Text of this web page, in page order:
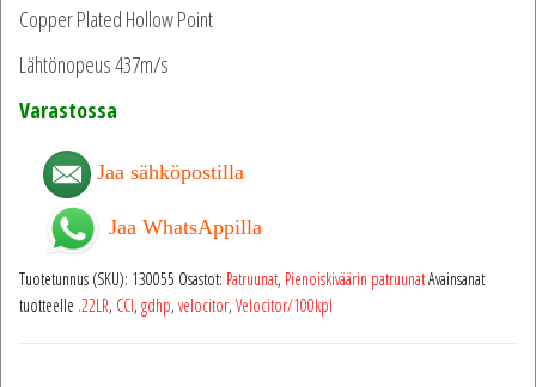
Copper Plated Hollow Point
Lähtönopeus 437m/s
Varastossa
Jaa sähköpostilla
Jaa WhatsAppilla
Tuotetunnus (SKU): 130055 Osastot: Patruunat, Pienoiskiväärin patruunatAvainsanat
tuotteelle .22LR, CCI, gdhp, velocitor, Velocitor/100kpl